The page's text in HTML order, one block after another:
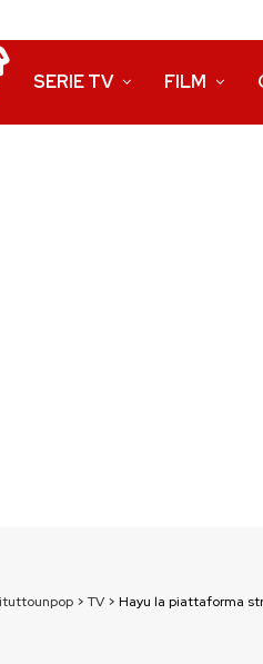
SERIE TV FILM
> TV > Hayu la piattaforma